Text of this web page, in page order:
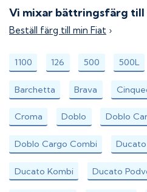
Vi mixar bättringsfärg till
Beställ färg till min Fiat ›
1100 126 500 500L
Barchetta Brava
Croma Doblo Doblo
Doblo Cargo Combi Ducato
Ducato Kombi Ducato